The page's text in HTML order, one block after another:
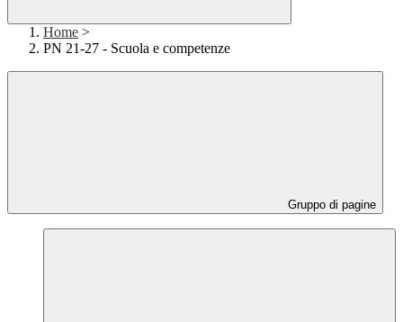
Home >
PN 21-27 - Scuola e competenze
Gruppo di pagine